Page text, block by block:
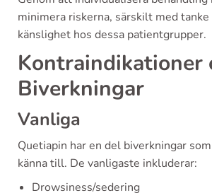
minimera riskerna, särskilt med tanke
känslighet hos dessa patientgrupper.
Kontraindikationer
Biverkningar
Vanliga
Quetiapin har en del biverkningar
känna till. De vanligaste inkluderar:
Drowsiness/sedering